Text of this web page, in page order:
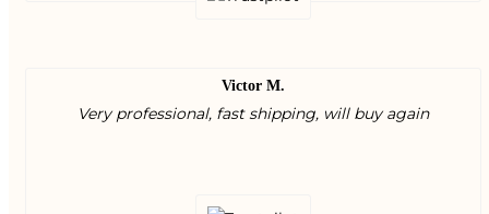
Victor M.
Very professional, fast shipping, will buy again